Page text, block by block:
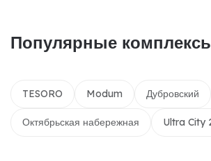
Популярные
TESORO Modum Дубровский
Октябрьская набережная Ultra City